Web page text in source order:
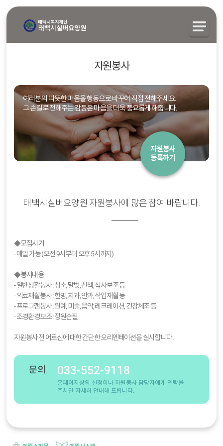
자원봉사
여러분의 따뜻한 마음을 행동으로 바꾸어 직접 전해주세요.
그 손길로 전해주는 감동은 마음을 더욱 풍요롭게 해줍니다.
자원봉사
등록하기
태백시실버요양원 자원봉사에 많은 참여 바랍니다.
◆모집시기
- 매일 가능 (오전 9시부터 오후 5시까지)
◆봉사내용
- 일반생활봉사 : 청소, 말벗, 산책, 식사보조 등
- 의료재활봉사 : 한방, 치과, 안과, 작업재활 등
- 프로그램봉사 : 원예, 미술, 음악, 레크레이션, 건강체조 등
- 조경환경보조 : 정원손질
자원봉사 전 어르신에 대한 간단한 오리엔테이션을 실시합니다.
문의 033-552-9118
홈페이지상의 신청이나 자원봉사 담당자에게 연락을
주시면 자세히 안내해 드립니다.